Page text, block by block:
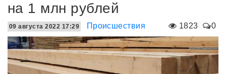
на 1 млн рублей
1823 0
09 августа 2022 17:29 Происшествия